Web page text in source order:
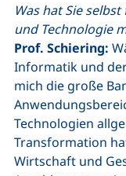
Was hat Sie
und Technologie
Prof. Schiering:
Informatik und
mich die große
Technologien
Transformation
Wirtschaft und